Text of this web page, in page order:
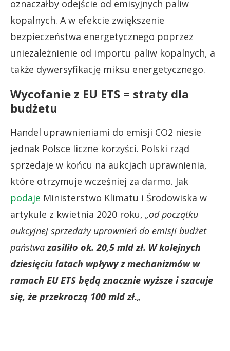
oznaczałby odejście od emisyjnych paliw
kopalnych. A w efekcie zwiększenie
bezpieczeństwa energetycznego poprzez
uniezależnienie od importu paliw kopalnych, a
także dywersyfikację miksu energetycznego.
Wycofanie z EU ETS = straty dla
budżetu
Handel uprawnieniami do emisji CO2 niesie
jednak Polsce liczne korzyści. Polski rząd
sprzedaje w końcu na aukcjach uprawnienia,
które otrzymuje wcześniej za darmo. Jak
podaje Ministerstwo Klimatu i Środowiska w
artykule z kwietnia 2020 roku, „od początku
aukcyjnej sprzedaży uprawnień do emisji budżet
państwazasiliło ok. 20,5 mld zł. W kolejnych
dziesięciu latach wpływy z mechanizmów w
ramach EU ETS będą znacznie wyższe i szacuje
się, że przekroczą 100 mld zł.„